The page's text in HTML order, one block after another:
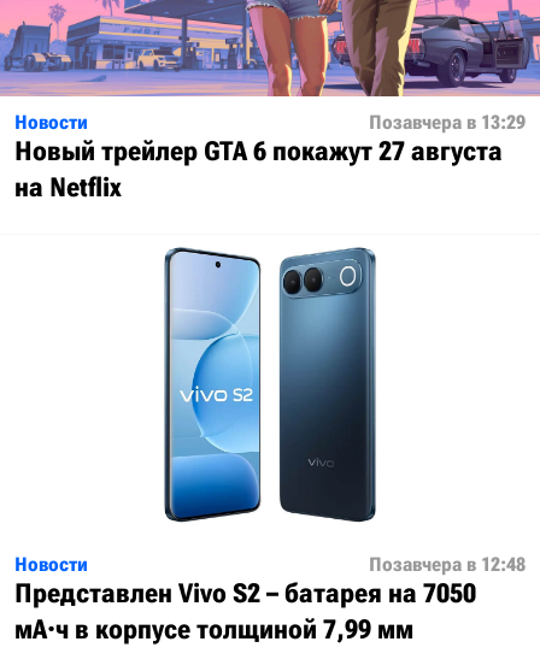
Новости Позавчера в 13:29
Новый трейлер GTA 6 покажут 27 августа
на Netflix
Новости Позавчера в 12:48
Представлен Vivo S2 – батарея на 7050
мА·ч в корпусе толщиной 7,99 мм